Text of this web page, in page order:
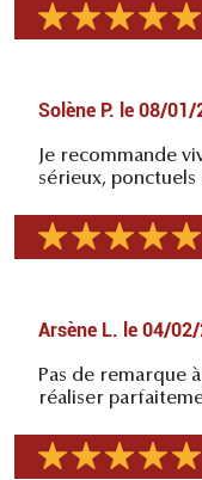
Solène P. le 08/01/
Je recommande
sérieux,
Arsène L. le 04/
Pas de remarque
réaliser